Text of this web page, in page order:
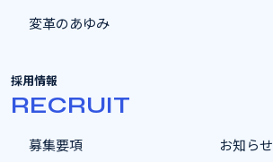
変革のあゆみ
採用情報
RECRUIT
募集要項
お知らせ